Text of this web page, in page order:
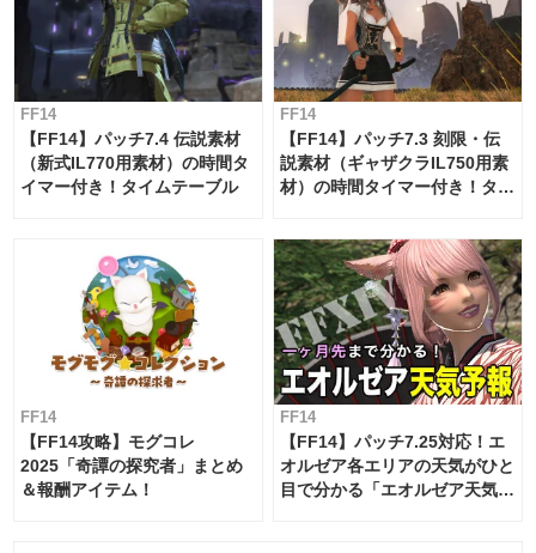
FF14
【FF14】パッチ7.4 伝説素材
（新式IL770用素材）の時間タ
イマー付き！タイムテーブル
FF14
【FF14】パッチ7.3 刻限・伝
説素材（ギャザクラIL750用素
材）の時間タイマー付き！タイ
FF14
【FF14攻略】モグコレ
2025「奇譚の探究者」まとめ
＆報酬アイテム！
FF14
【FF14】パッチ7.25対応！エ
オルゼア各エリアの天気がひと
目で分かる「エオルゼア天気予